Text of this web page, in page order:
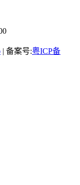
| 备案号:粤ICP备